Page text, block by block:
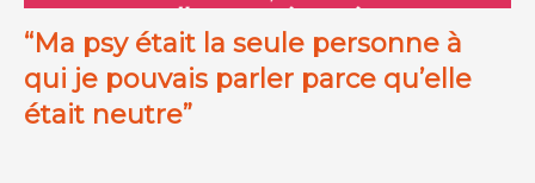
“Ma psy était la seule personne à
qui je pouvais parler parce qu’elle
était neutre”